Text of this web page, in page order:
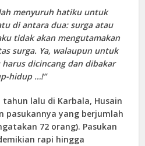
menyuruh hatiku untuk
di antara dua: surga atau
tidak akan mengutamakan
surga. Ya, walaupun untuk
dicincang dan dibakar
hidup …!”
lalu di Karbala, Husain
pasukannya yang berjumlah
72 orang). Pasukan
rapi hingga